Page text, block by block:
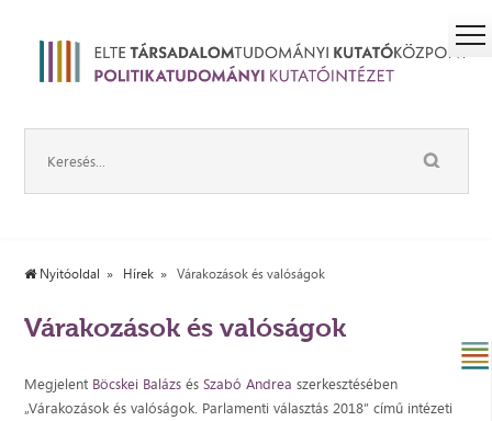
Nyitóoldal Hírek Várakozások és valóságok
Várakozások és valóságok
Megjelent Böcskei Balázs ésSzabó Andreaszerkesztésében
„Várakozások és valóságok. Parlamenti választás 2018” című intézeti